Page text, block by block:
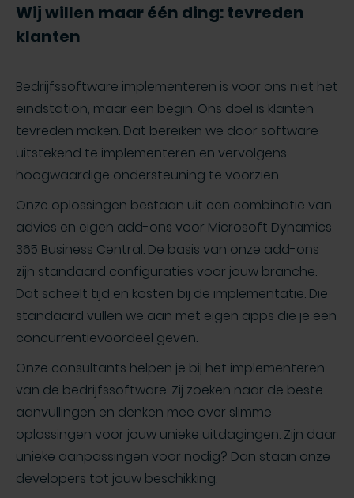
Wij willen maar één ding: tevreden
klanten
Bedrijfssoftware implementeren is voor ons niet het
eindstation, maar een begin. Ons doel is klanten
tevreden maken. Dat bereiken we door software
uitstekend te implementeren en vervolgens
hoogwaardige ondersteuning te voorzien.
Onze oplossingen bestaan uit een combinatie van
advies en eigen add-ons voor Microsoft Dynamics
365 Business Central. De basis van onze add-ons
zijn standaard configuraties voor jouw branche.
Dat scheelt tijd en kosten bij de implementatie. Die
standaard vullen we aan met eigen apps die je een
concurrentievoordeel geven.
Onze consultants helpen je bij het implementeren
van de bedrijfssoftware. Zij zoeken naar de beste
aanvullingen en denken mee over slimme
oplossingen voor jouw unieke uitdagingen. Zijn daar
unieke aanpassingen voor nodig? Dan staan onze
developers tot jouw beschikking.